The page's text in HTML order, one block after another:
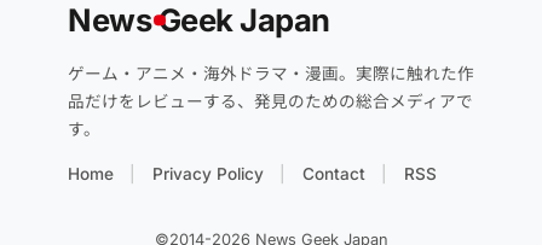
NewsGeek Japan
ゲーム・アニメ・海外ドラマ・漫画。実際に触れた作
品だけをレビューする、発見のための総合メディアで
す。
Home Privacy Policy Contact RSS
©2014-2026 News Geek Japan